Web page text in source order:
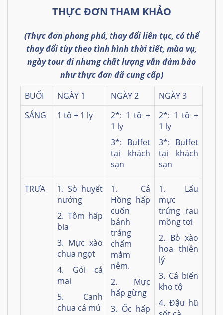
THỰC ĐƠN THAM KHẢO
(Thực đơn phong phú, thay đổi liên tục, có thể
thay đổi tùy theo tình hình thời tiết, mùa vụ,
ngày tour đi nhưng chất lượng vẫn đảm bảo
như thực đơn đã cung cấp)
BUỔI
NGÀY 1 NGÀY 2
NGÀY 3
SÁNG
1 tô + 1 ly
2*: 1 tô +
1 ly
3*: Buffet
tại khách
sạn
2*: 1 tô +
1 ly
3*: Buffet
tại khách
sạn
TRƯA
1. Sò huyết
nướng
2. Tôm hấp
bia
3. Mực xào
chua ngọt
4. Gỏi cá
mai
5. Canh
chua cá mú
1. Cá
Hồng hấp
cuốn
bánh
tráng
chấm
mắm
nêm.
2. Mực
hấp gừng
3. Ốc hấp
1. Lẩu
mực
trứng rau
mồng tơi
2. Bò xào
hoa thiên
lý
3. Cá biển
kho tộ
4. Đậu hũ